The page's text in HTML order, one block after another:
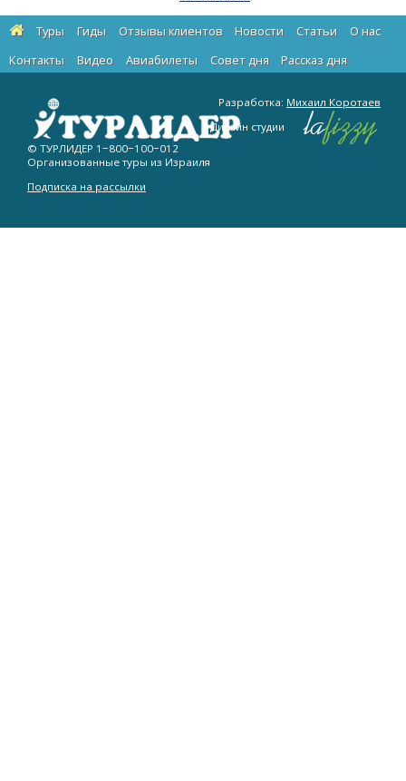
Туры Гиды Отзывы клиентов Новости Статьи
О нас
Контакты
Видео Авиабилеты Cовет дня Рассказ дня
© ТУРЛИДЕР 1−800−100−012
Организованные туры из Израиля
Подписка на рассылки
Разработка: Михаил Коротаев
Дизайн студии